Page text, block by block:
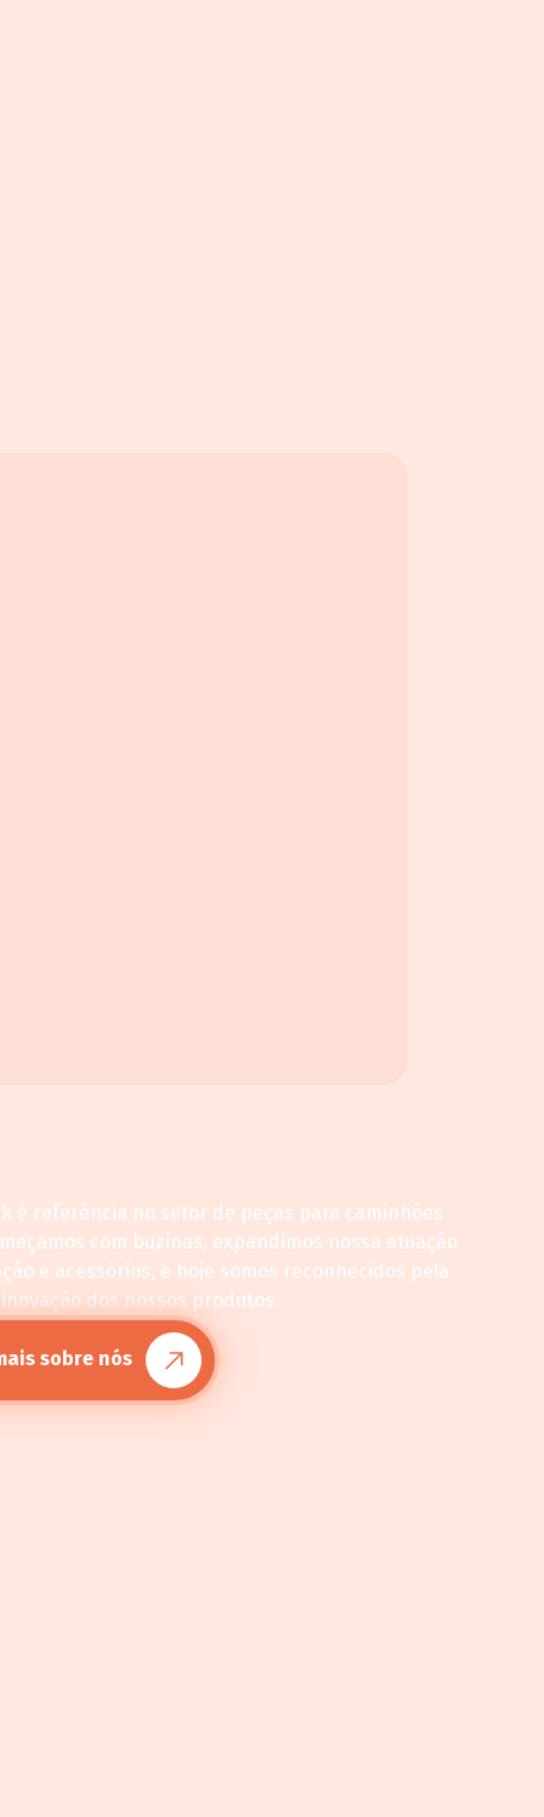
é referência no setor de peças para caminhões
com buzinas, expandimos nossa atuação
e acessórios, e hoje somos reconhecidos pela
dos nossos produtos.
sobre nós